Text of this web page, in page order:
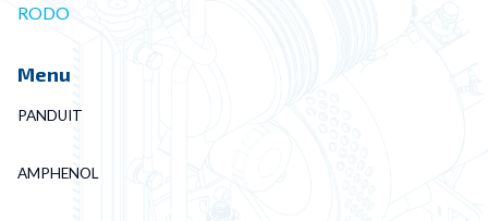
RODO
Menu
PANDUIT
AMPHENOL